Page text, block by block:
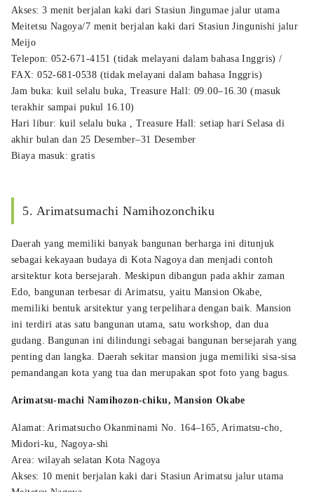
Akses: 3 menit berjalan kaki dari Stasiun Jingumae jalur utama
Meitetsu Nagoya/7 menit berjalan kaki dari Stasiun Jingunishi jalur
Meijo
Telepon: 052-671-4151 (tidak melayani dalam bahasa Inggris) /
FAX: 052-681-0538 (tidak melayani dalam bahasa Inggris)
Jam buka: kuil selalu buka, Treasure Hall: 09.00–16.30 (masuk
terakhir sampai pukul 16.10)
Hari libur: kuil selalu buka , Treasure Hall: setiap hari Selasa di
akhir bulan dan 25 Desember–31 Desember
Biaya masuk: gratis
5. Arimatsumachi Namihozonchiku
Daerah yang memiliki banyak bangunan berharga ini ditunjuk
sebagai kekayaan budaya di Kota Nagoya dan menjadi contoh
arsitektur kota bersejarah. Meskipun dibangun pada akhir zaman
Edo, bangunan terbesar di Arimatsu, yaitu Mansion Okabe,
memiliki bentuk arsitektur yang terpelihara dengan baik. Mansion
ini terdiri atas satu bangunan utama, satu workshop, dan dua
gudang. Bangunan ini dilindungi sebagai bangunan bersejarah yang
penting dan langka. Daerah sekitar mansion juga memiliki sisa-sisa
pemandangan kota yang tua dan merupakan spot foto yang bagus.
Arimatsu-machi Namihozon-chiku, Mansion Okabe
Alamat: Arimatsucho Okanminami No. 164–165, Arimatsu-cho,
Midori-ku, Nagoya-shi
Area: wilayah selatan Kota Nagoya
Akses: 10 menit berjalan kaki dari Stasiun Arimatsu jalur utama